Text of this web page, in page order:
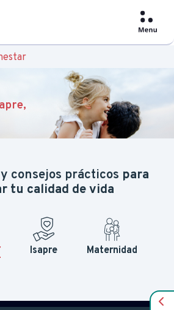
consejos prácticos para
tu calidad de vida
Isapre Maternidad